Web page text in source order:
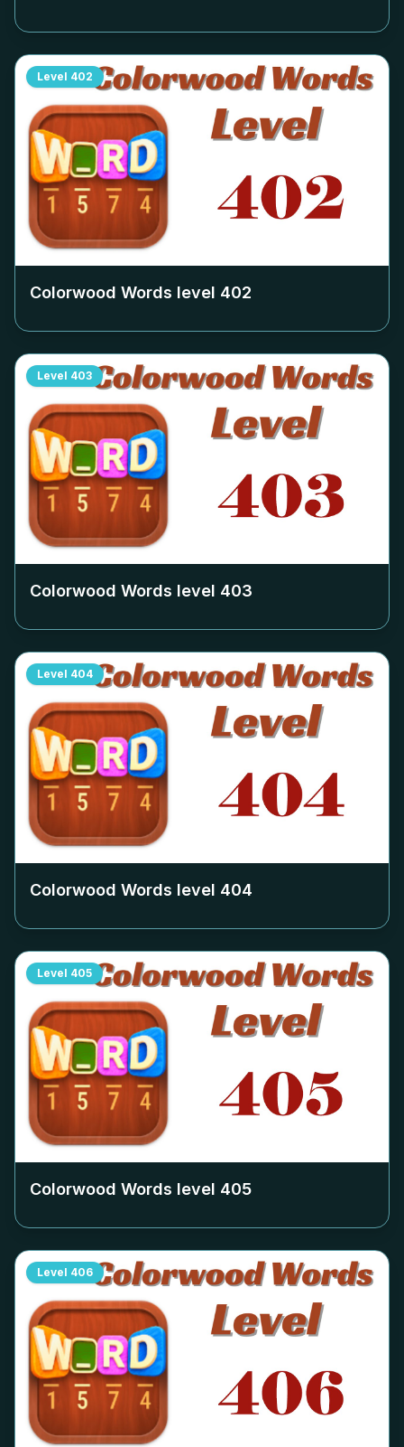
Level 402
Colorwood Words level 402
Level 403
Colorwood Words level 403
Level 404
Colorwood Words level 404
Level 405
Colorwood Words level 405
Level 406